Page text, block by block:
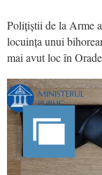
Polițiștii de la Arme
locuința unui
mai avut loc în